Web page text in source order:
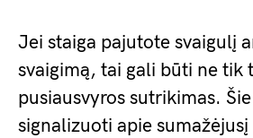
Jei staiga pajutote svaigulį
svaigimą, tai gali būti ne tik
pusiausvyros sutrikimas.
signalizuoti apie